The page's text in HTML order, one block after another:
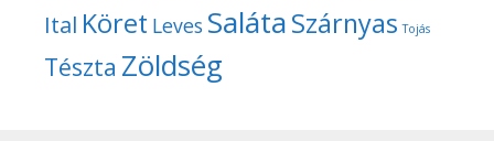
Ital Köret Leves SalátaSzárnyas Tojás
Tészta Zöldség